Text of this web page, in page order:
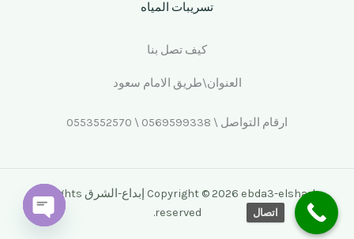
تسريبات المياه
كيف تصل بنا
العنوان\طريق الامام سعود
ارقام التواصل \ 0569599338 \ 0553552570
Copyright © 2026 ebda3-elshark إبداع-الشرق All rights
reserved.
اتصال